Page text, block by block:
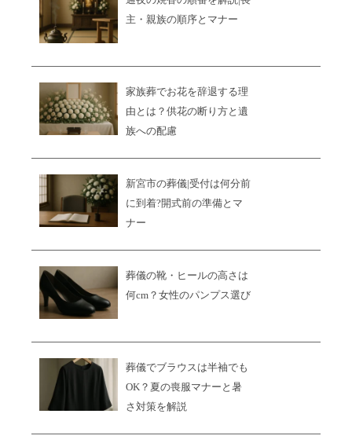
主・親族の順序とマナー
家族葬でお花を辞退する理
由とは？供花の断り方と遺
族への配慮
新宮市の葬儀|受付は何分前
に到着?開式前の準備とマ
ナー
葬儀の靴・ヒールの高さは
何cm？女性のパンプス選び
葬儀でブラウスは半袖でも
OK？夏の喪服マナーと暑
さ対策を解説